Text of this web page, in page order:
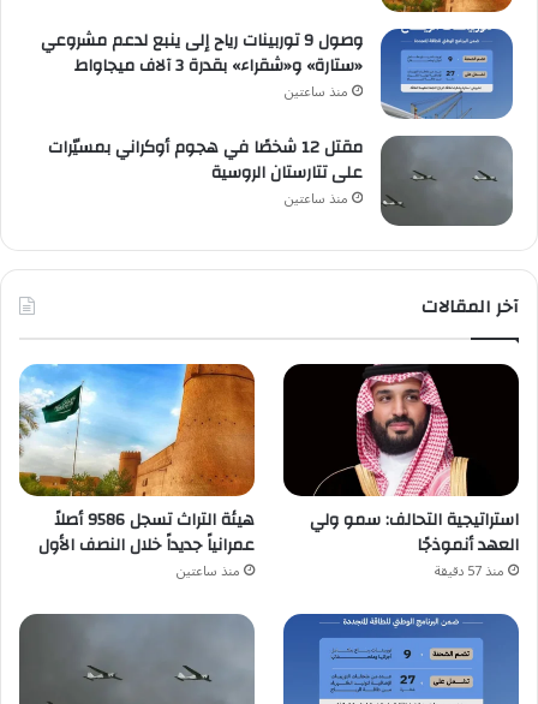
وصول 9 توربينات رياح إلى ينبع لدعم مشروعي
«ستارة» و«شقراء» بقدرة 3 آلاف ميجاواط
منذ ساعتين
مقتل 12 شخصًا في هجوم أوكراني بمسيّرات
على تتارستان الروسية
منذ ساعتين
آخر المقالات
استراتيجية التحالف: سمو ولي
العهد أنموذجًا
منذ 57 دقيقة
هيئة التراث تسجل 9586 أصلاً
عمرانياً جديداً خلال النصف الأول
منذ ساعتين